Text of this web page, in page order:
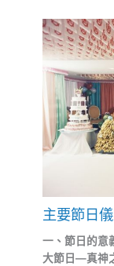
主要節日
一、節日的意
大節日—真神